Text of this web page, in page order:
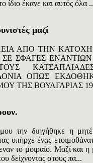
ίδιο έκανε και αυτός όλα
μαζί
ΑΠΟ ΤΗΝ
ΣΕ ΣΦΑΓΕΣ
ΟΠΩΣ
ΤΗΣ ΒΟΥΛΓΑΡΙΑΣ
την διηγήθηκε η
υπήρχε ένας
το μοιραίο. Μαζί
δείχνοντας στους πα...